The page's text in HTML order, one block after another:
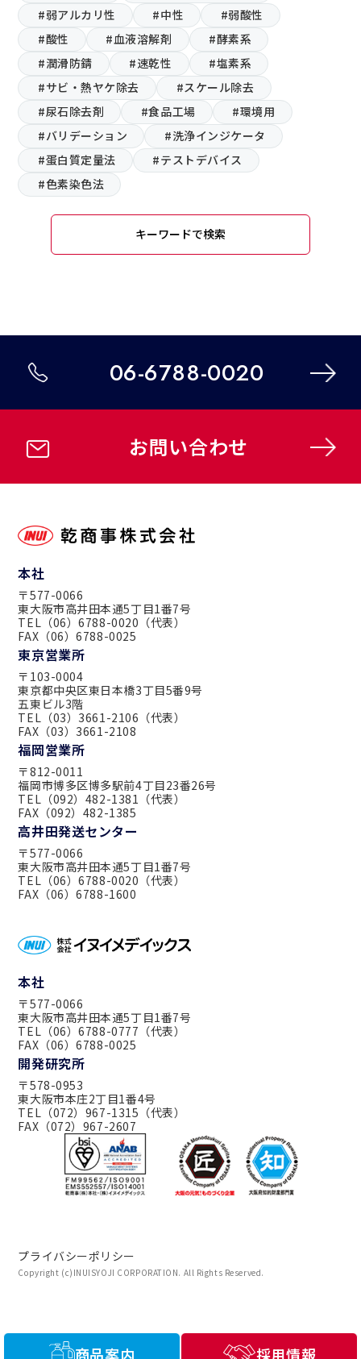
商品案内 採用情報
#弱アルカリ性
#中性
#弱酸性
#酸性
#血液溶解剤
#酵素系
#潤滑防錆
#速乾性
#塩素系
#サビ・熱ヤケ除去
#スケール除去
#尿石除去剤
#食品工場
#環境用
#バリデーション
#洗浄インジケータ
#蛋白質定量法
#テストデバイス
#色素染色法
キーワードで検索
06-6788-0020
お問い合わせ
本社
〒577-0066
東大阪市高井田本通5丁目1番7号
TEL（06）6788-0020（代表）
FAX（06）6788-0025
東京営業所
〒103-0004
東京都中央区東日本橋3丁目5番9号
五東ビル3階
TEL（03）3661-2106（代表）
FAX（03）3661-2108
福岡営業所
〒812-0011
福岡市博多区博多駅前4丁目23番26号
TEL（092）482-1381（代表）
FAX（092）482-1385
高井田発送センター
〒577-0066
東大阪市高井田本通5丁目1番7号
TEL（06）6788-0020（代表）
FAX（06）6788-1600
本社
〒577-0066
東大阪市高井田本通5丁目1番7号
TEL（06）6788-0777（代表）
FAX（06）6788-0025
開発研究所
〒578-0953
東大阪市本庄2丁目1番4号
TEL（072）967-1315（代表）
FAX（072）967-2607
プライバシーポリシー
Copyright (c)INUISYOJI CORPORATION. All Rights Reserved.